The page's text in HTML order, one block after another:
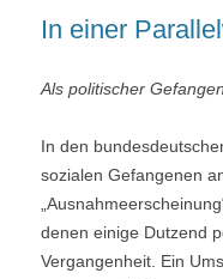
In einer
Als politischer
In den
sozialen Gefangenen
denen einige Dutzend
Vergangenheit. Ein